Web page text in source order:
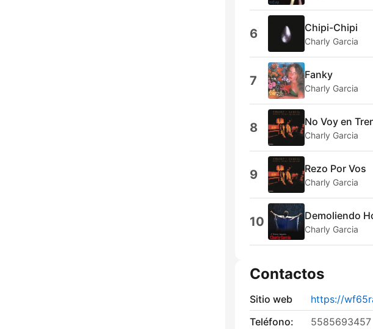
6 Chipi-Chipi
Charly Garcia
7 Fanky
Charly Garcia
8 No Voy en
Charly Garcia
9 Rezo Por Vos
Charly Garcia
10 Demoliendo
Charly Garcia
Contactos
Sitio web
https://
Teléfono:
5585693457